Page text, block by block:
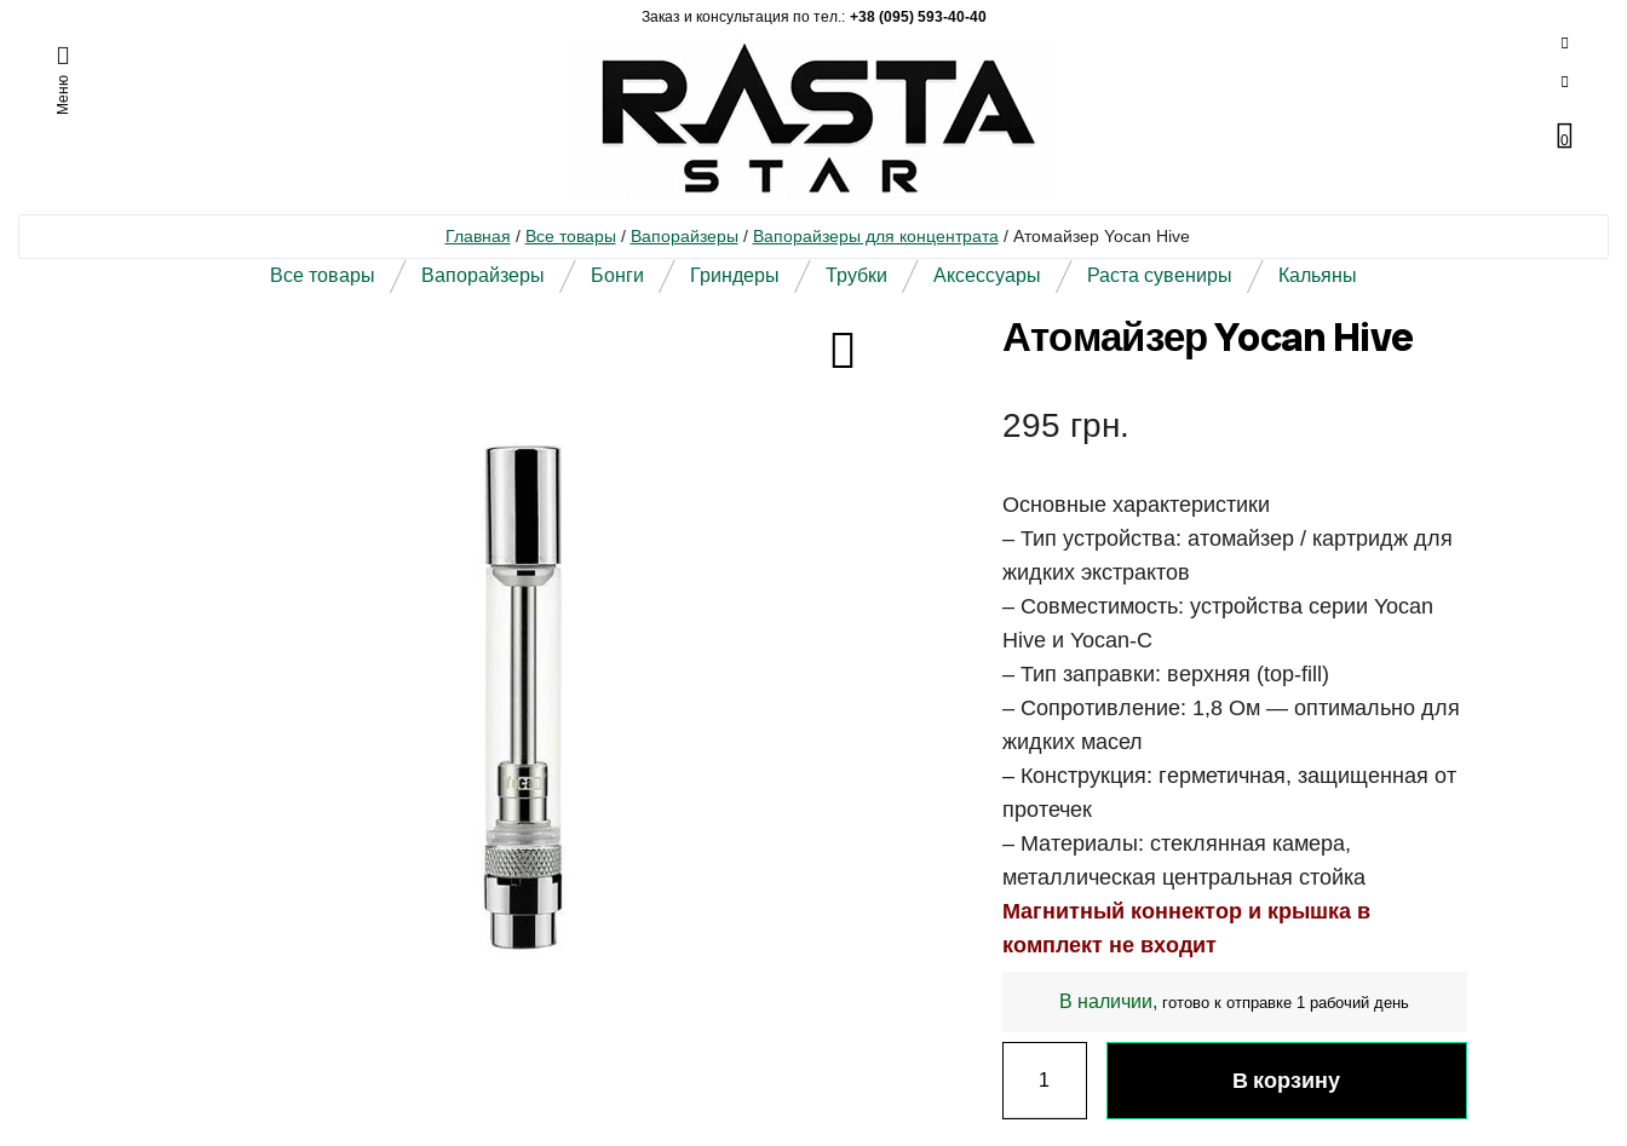
Заказ и консультация по тел.: +38 (095) 593-40-40
Меню
0
Главная / Все товары/ Вапорайзеры/ Вапорайзеры для концентрата / Атомайзер Yocan Hive
Все товары Вапорайзеры Бонги Гриндеры Трубки Аксессуары Раста сувениры Кальяны
Атомайзер Yocan Hive
295 грн.
Основные характеристики
– Тип устройства: атомайзер / картридж для
жидких экстрактов
– Совместимость: устройства серии Yocan
Hive и Yocan-С
– Тип заправки: верхняя (top-fill)
– Сопротивление: 1,8 Ом — оптимально для
жидких масел
– Конструкция: герметичная, защищенная от
протечек
– Материалы: стеклянная камера,
металлическая центральная стойка
Магнитный коннектор и крышка в
комплект не входит
В наличии, готово к отправке 1 рабочий день
В корзину